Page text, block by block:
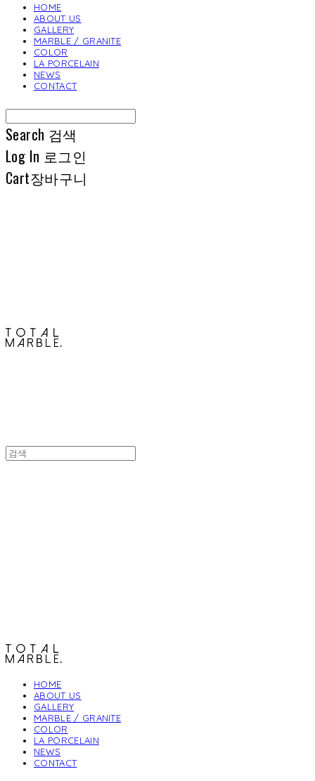
HOME
ABOUT US
GALLERY
MARBLE / GRANITE
COLOR
LA PORCELAIN
NEWS
CONTACT
Search 검색
Log In 로그인
Cart장바구니
HOME
ABOUT US
GALLERY
MARBLE / GRANITE
COLOR
LA PORCELAIN
NEWS
CONTACT